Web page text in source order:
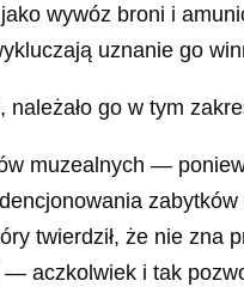
wywóz broni i
uznanie go
go w tym
muzealnych —
twierdził, że nie
i tak